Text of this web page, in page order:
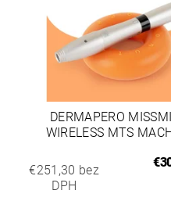
DERMAPERO
WIRELESS MTS
€251,30 bez
DPH